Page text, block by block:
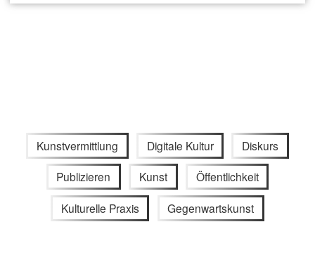
Kunstvermittlung Digitale Kultur Diskurs
Publizieren Kunst Öffentlichkeit
Kulturelle Praxis Gegenwartskunst